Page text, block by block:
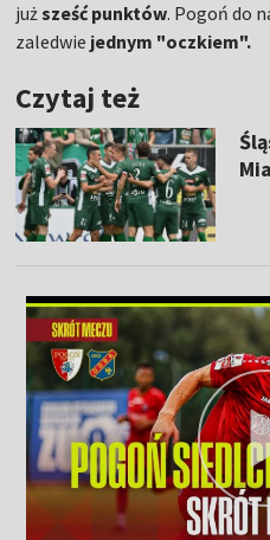
jużsześćpunktów. Pogoń do
zaledwie jednym "oczkiem".
Czytaj też